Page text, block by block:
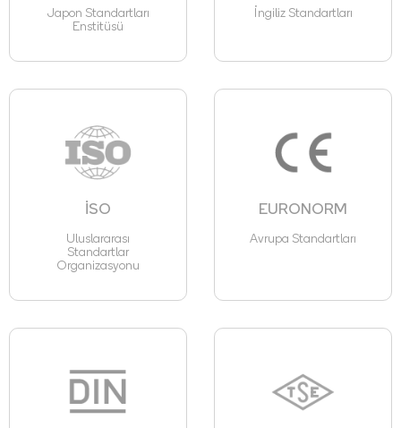
Japon Standartları
Enstitüsü
İngiliz Standartları
İSO
Uluslararası
Standartlar
Organizasyonu
EURONORM
Avrupa Standartları